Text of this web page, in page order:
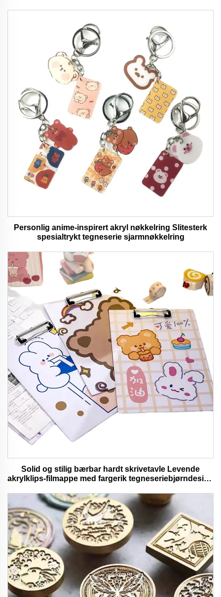
Personlig anime-inspirert akryl nøkkelring Slitesterk
spesialtrykt tegneserie sjarmnøkkelring
Solid og stilig bærbar hardt skrivetavle Levende
akrylklips-filmappe med fargerik tegneseriebjørndesign